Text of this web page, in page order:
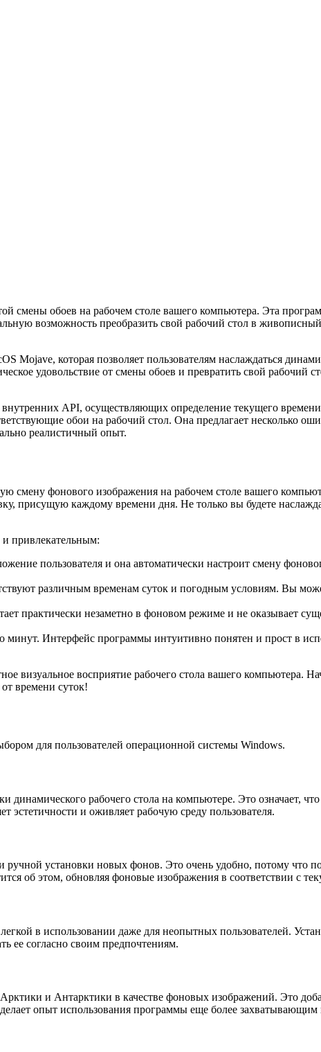
смены обоев на рабочем столе вашего компьютера. Эта
возможность преобразить свой рабочий стол в
Mojave, которая позволяет пользователям наслаждаться
удовольствие от смены обоев и превратить свой рабочий
API, осуществляющих определение текущего времени
обои на рабочий стол. Она предлагает несколько
реалистичный опыт.
смену фонового изображения на рабочем столе вашего
присущую каждому времени дня. Не только вы будете
привлекательным:
пользователя и она автоматически настроит смену
различным временам суток и погодным условиям. Вы
практически незаметно в фоновом режиме и не оказывает
минут. Интерфейс программы интуитивно понятен и прост в
визуальное восприятие рабочего стола вашего компьютера.
времени суток!
для пользователей операционной системы Windows.
рабочего стола на компьютере. Это означает,
эстетичности и оживляет рабочую среду пользователя.
ручной установки новых фонов. Это очень удобно, потому что
об этом, обновляя фоновые изображения в соответствии с
в использовании даже для неопытных пользователей.
ее согласно своим предпочтениям.
и Антарктики в качестве фоновых изображений. Это
опыт использования программы еще более